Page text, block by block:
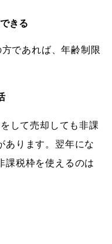
きる
であれば、年齢制限
して売却しても非課
あります。翌年にな
課税枠を使えるのは